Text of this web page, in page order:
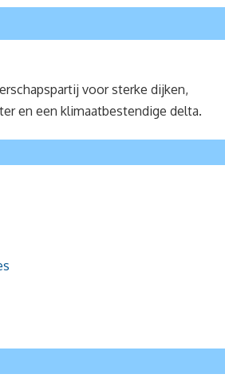
voor sterke dijken,
en een klimaatbestendige delta.